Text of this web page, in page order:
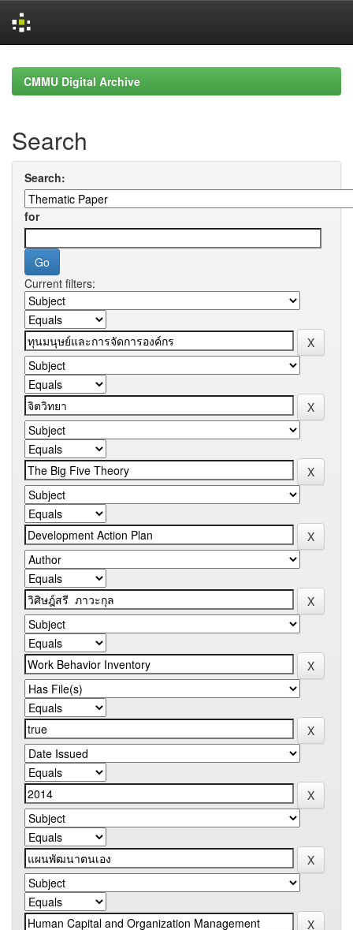
navigationCMMU Digital Archive
Search
Search:
for
Current filters: